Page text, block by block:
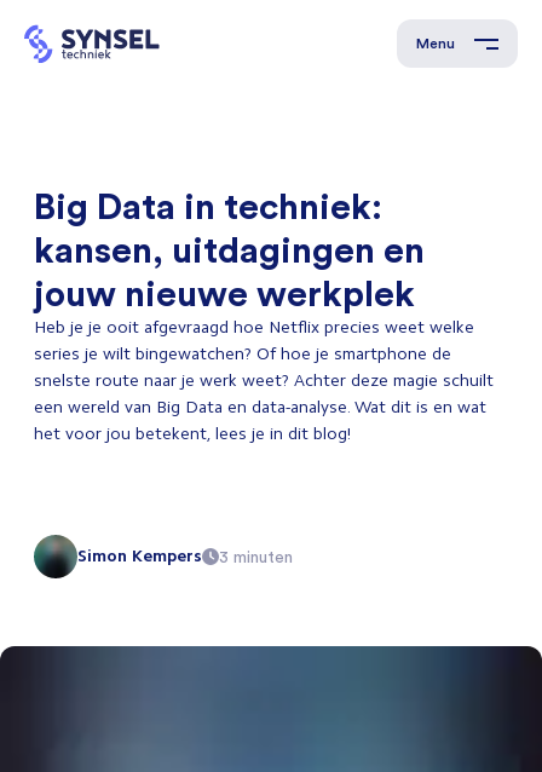
Menu
Big Data in techniek:
kansen, uitdagingen en
jouw nieuwe werkplek
Heb je je ooit afgevraagd hoe Netflix precies weet welke
series je wilt bingewatchen? Of hoe je smartphone de
snelste route naar je werk weet? Achter deze magie schuilt
een wereld van Big Data en data-analyse. Wat dit is en wat
het voor jou betekent, lees je in dit blog!
Simon Kempers 3 minuten